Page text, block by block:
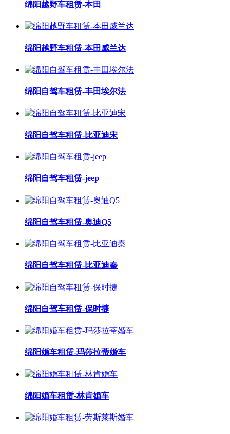
绵阳越野车租赁-本田
绵阳越野车租赁-本田威兰达
绵阳自驾车租赁-丰田埃尔法
绵阳自驾车租赁-比亚迪宋
绵阳自驾车租赁-jeep
绵阳自驾车租赁-奥迪Q5
绵阳自驾车租赁-比亚迪秦
绵阳自驾车租赁-保时捷
绵阳婚车租赁-玛莎拉蒂婚车
绵阳婚车租赁-林肯婚车